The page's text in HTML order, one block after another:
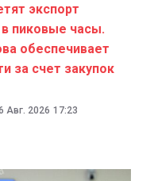
экспорт
пиковые часы.
обеспечивает
за счет закупок
Авг. 2026 17:23